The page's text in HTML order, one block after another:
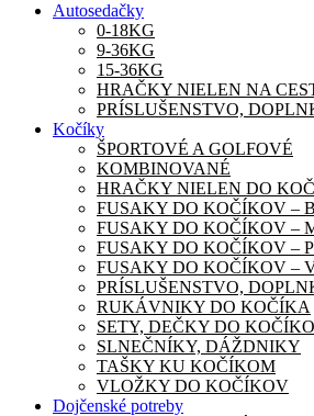
Autosedačky
0-18KG
9-36KG
15-36KG
HRAČKY NIELEN NA
PRÍSLUŠENSTVO,
Kočíky
ŠPORTOVÉ A GOLFOVÉ
KOMBINOVANÉ
HRAČKY NIELEN DO
FUSAKY DO KOČÍKOV –
FUSAKY DO KOČÍKOV –
FUSAKY DO KOČÍKOV –
FUSAKY DO KOČÍKOV –
PRÍSLUŠENSTVO,
RUKÁVNIKY DO KOČÍKA
SETY, DEČKY DO
SLNEČNÍKY, DÁŽDNIKY
TAŠKY KU KOČÍKOM
VLOŽKY DO KOČÍKOV
Dojčenské potreby